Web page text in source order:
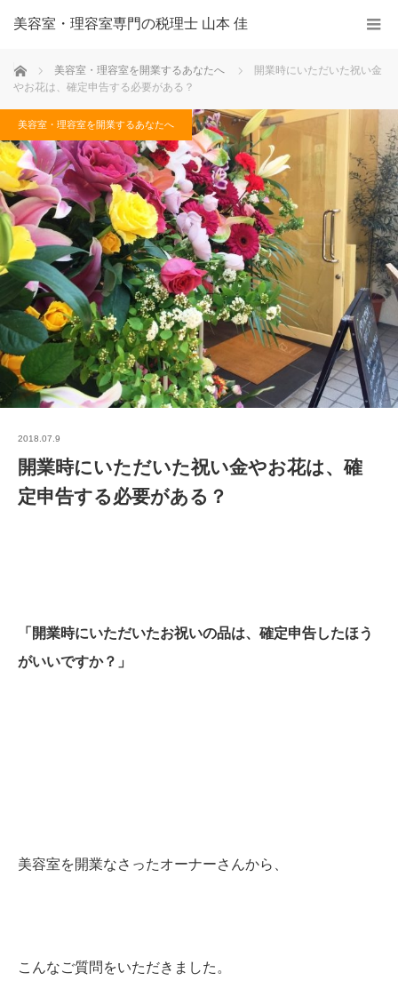
美容室・理容室専門の税理士 山本 佳
ホーム 美容室・理容室を開業するあなたへ
開業時にいただいた祝い金
やお花は、確定申告する必要がある？
美容室・理容室を開業するあなたへ
2018.07.9
開業時にいただいた祝い金やお花は、確
定申告する必要がある？
「開業時にいただいたお祝いの品は、確定申告したほう
がいいですか？」
美容室を開業なさったオーナーさんから、
こんなご質問をいただきました。